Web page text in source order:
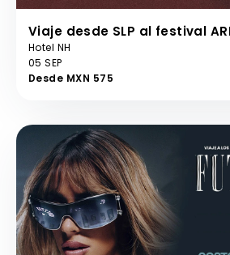
Viaje desde SLP al festival
Hotel NH
05 SEP
Desde MXN 575